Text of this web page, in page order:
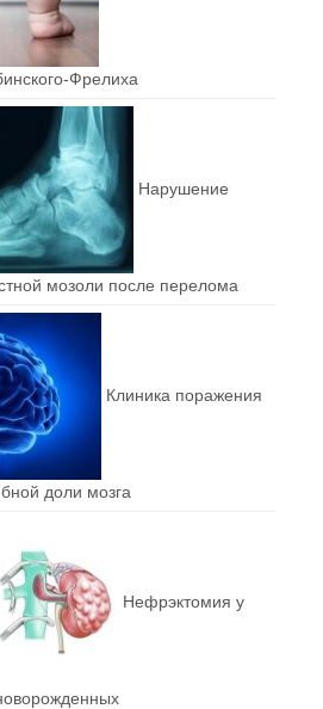
Фрелиха
Нарушение
мозоли после перелома
Клиника поражения
доли мозга
Нефрэктомия у